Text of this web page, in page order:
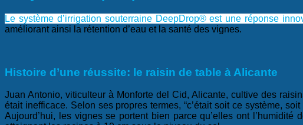
Le système d’irrigation souterraine DeepDrop® est une réponse
améliorant ainsi la rétention d’eau et la santé des vignes.
Histoire d’une réussite: le raisin de table à Alicante
Juan Antonio, viticulteur à Monforte del Cid, Alicante, cultive des
était inefficace. Selon ses propres termes, “c’était soit ce système,
Aujourd’hui, les vignes se portent bien parce qu’elles ont l’humidité